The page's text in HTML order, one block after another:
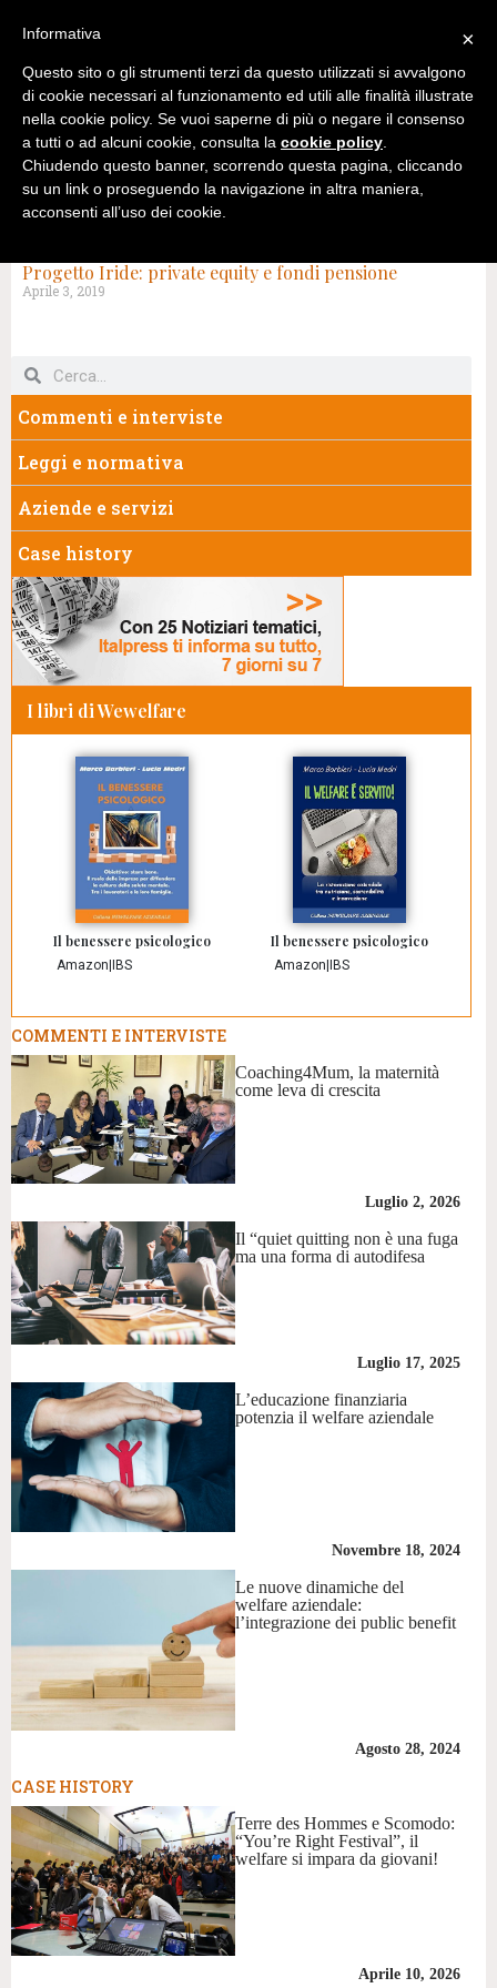
Progetto Iride: private equity e fondi pensione
Aprile 3, 2019
Commenti e interviste
Leggi e normativa
Aziende e servizi
Case history
I libri di Wewelfare
Il benessere psicologico
Amazon IBS
Il benessere psicologico
Amazon IBS
COMMENTI E INTERVISTE
Coaching4Mum, la maternità
come leva di crescita
Luglio 2, 2026
Il “quiet quitting non è una fuga
ma una forma di autodifesa
Luglio 17, 2025
L’educazione finanziaria
potenzia il welfare aziendale
Novembre 18, 2024
Le nuove dinamiche del
welfare aziendale:
l’integrazione dei public benefit
Agosto 28, 2024
CASE HISTORY
Terre des Hommes e Scomodo:
“You’re Right Festival”, il
welfare si impara da giovani!
Aprile 10, 2026
×
Informativa
Questo sito o gli strumenti terzi da questo utilizzati si avvalgono
di cookie necessari al funzionamento ed utili alle finalità illustrate
nella cookie policy. Se vuoi saperne di più o negare il consenso
a tutti o ad alcuni cookie, consulta la cookie policy.
Chiudendo questo banner, scorrendo questa pagina, cliccando
su un link o proseguendo la navigazione in altra maniera,
acconsenti all’uso dei cookie.